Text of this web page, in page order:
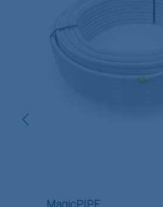
MagicPIPE